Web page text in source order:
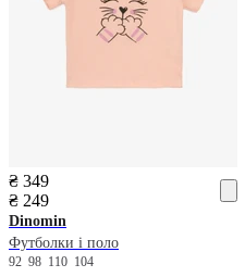
₴ 349
₴ 249
Dinomin
Футболки і поло
92 98 110 104